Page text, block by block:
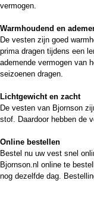
vermogen.
Warmhoudend en
De vesten zijn goed
prima dragen tijdens een
ademende vermogen van
seizoenen dragen.
Lichtgewicht en zacht
De vesten van Bjornson
stof. Daardoor hebben de
Online bestellen
Bestel nu uw vest snel
Bjornson.nl online te
nog dezelfde dag.